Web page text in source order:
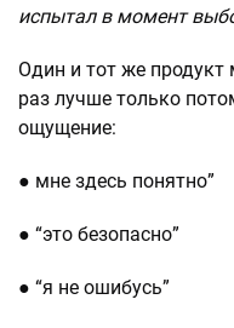
испытал в момент
Один и тот же продукт
раз лучше только
ощущение:
● мне здесь понятно”
● “это безопасно”
● “я не ошибусь”